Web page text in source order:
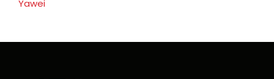
Yawei